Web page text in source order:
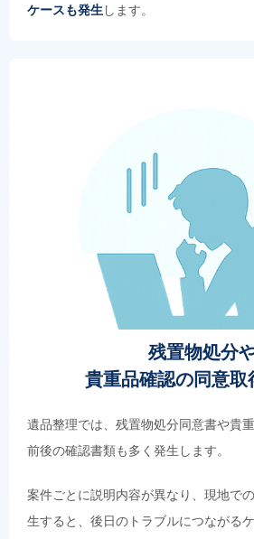
ケースも発生 します。
残置物処分
貴重品確認の同意取
遺品整理では、残置物処分同意書や貴
前後の確認書類も多く発生します。
案件ごとに説明内容が異なり、現地で
生すると、後日のトラブルにつながる